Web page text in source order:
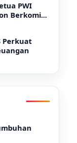
PWI
Berkomi...
Perkuat